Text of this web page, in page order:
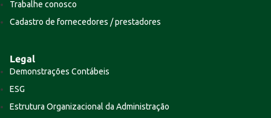
Trabalhe conosco
Cadastro de fornecedores / prestadores
Legal
Demonstrações Contábeis
ESG
Estrutura Organizacional da Administração